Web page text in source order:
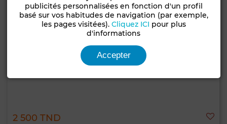
2 500 TND
publicités personnalisées en fonction d'un profil
basé sur vos habitudes de navigation (par exemple,
les pages visitées). Cliquez ICI pour plus
d'informations
Accepter